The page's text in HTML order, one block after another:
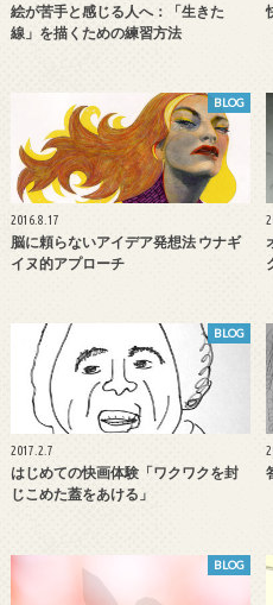
絵が苦手と感じる人へ：「生きた
線」を描くための練習方法
BLOG
2016.8.17
脳に頼らないアイデア発想法 ウナギ
イヌ的アプローチ
BLOG
2017.2.7
はじめての快画体験「ワクワクを封
じこめた蓋をあける」
BLOG